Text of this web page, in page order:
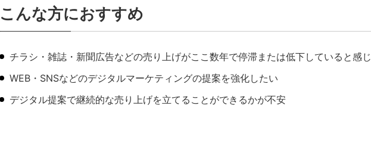
こんな方におすすめ
チラシ・雑誌・新聞広告などの売り上げがここ数年で停滞または低下していると感
WEB・SNSなどのデジタルマーケティングの提案を強化したい
デジタル提案で継続的な売り上げを立てることができるかが不安